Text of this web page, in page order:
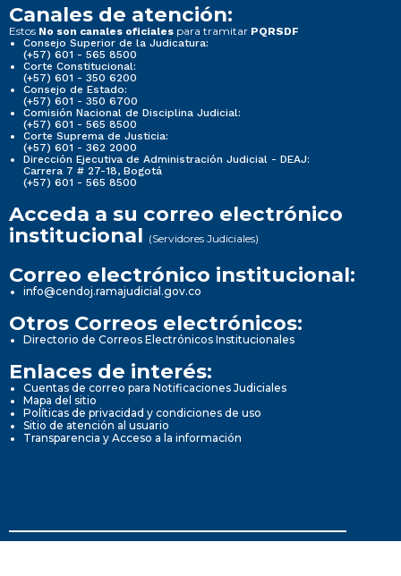
Canales de atención:
Estos No son canales oficiales para tramitar PQRSDF
Consejo Superior de la Judicatura:
(+57) 601 - 565 8500
Corte Constitucional:
(+57) 601 - 350 6200
Consejo de Estado:
(+57) 601 - 350 6700
Comisión Nacional de Disciplina Judicial:
(+57) 601 - 565 8500
Corte Suprema de Justicia:
(+57) 601 - 362 2000
Dirección Ejecutiva de Administración Judicial - DEAJ:
Carrera 7 # 27-18, Bogotá
(+57) 601 - 565 8500
Acceda a su correo electrónico
institucional (Servidores Judiciales)
Correo electrónico institucional:
info@cendoj.ramajudicial.gov.co
Otros Correos electrónicos:
Directorio de Correos Electrónicos Institucionales
Enlaces de interés:
Cuentas de correo para Notificaciones Judiciales
Mapa del sitio
Políticas de privacidad y condiciones de uso
Sitio de atención al usuario
Transparencia y Acceso a la información